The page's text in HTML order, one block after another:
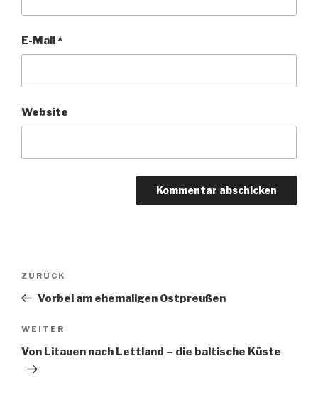
E-Mail*
Website
Beitrags-
Vorheriger
Beitrag
ZURÜCK
Vorbei am ehemaligen Ostpreußen
Nächster
Beitrag
WEITER
Von Litauen nach Lettland – die baltische Küste